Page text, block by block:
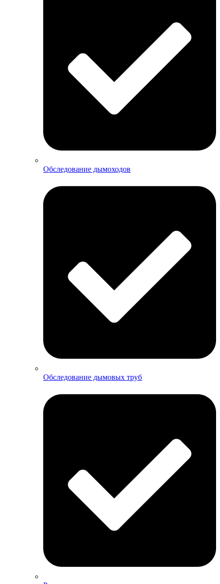
Обследование дымоходов
Обследование дымовых труб